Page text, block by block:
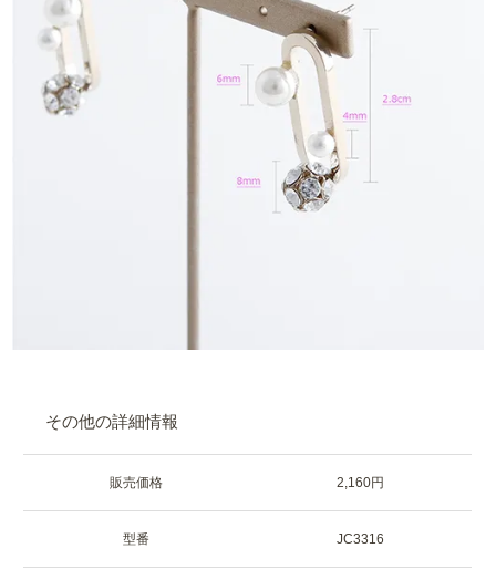
その他の詳細情報
販売価格 2,160円
型番 JC3316